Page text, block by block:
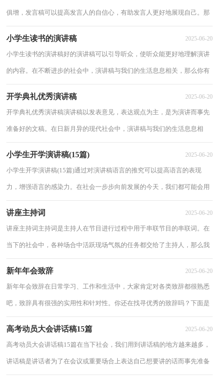
俱增，发言稿可以提高发言人的自信心，有助发言人更好地展现自己。那
么，怎么去写发言稿呢？以下是小编帮大家整理...
小学生读书的演讲稿 2025-06-20
小学生读书的演讲稿好的演讲稿可以引导听众，使听众能更好地理解演讲
的内容。在不断进步的社会中，演讲稿与我们的生活息息相关，那么你有
了解过演讲稿吗？下面是小编帮大家整理的小...
开学典礼优秀演讲稿 2025-06-20
开学典礼优秀演讲稿演讲稿以发表意见，表达观点为主，是为演讲而事先
准备好的文稿。在日新月异的现代社会中，演讲稿与我们的生活息息相
关，来参考自己需要的演讲稿吧！以下是小编为大...
小学生开学演讲稿(15篇) 2025-06-20
小学生开学演讲稿(15篇)通过对演讲稿语言的推究可以提高语言的表现
力，增强语言的感染力。在社会一步步向前发展的今天，我们都可能会用
到演讲稿，你所见过的演讲稿是什么样的呢？下...
讲座主持词 2025-06-20
讲座主持词主持词是主持人在节目进行过程中用于串联节目的串联词。在
当下的社会中，各种场合中活跃现场气氛的任务都交给了主持人，那么我
们该怎么去写主持词呢？下面是小编帮大家...
新年年会致辞 2025-06-20
新年年会致辞在日常学习、工作和生活中，大家肯定对各类致辞都很熟悉
吧，致辞具有很强的实用性和针对性。你还在找寻优秀的致辞吗？下面是
小编为大家整理的新年年会致辞，欢迎大家分...
高考动员大会讲话稿15篇 2025-06-20
高考动员大会讲话稿15篇在当下社会，我们用到讲话稿的地方越来越多，
讲话稿是讲话者为了在会议或重要场合上表达自己想要讲的话而事先准备